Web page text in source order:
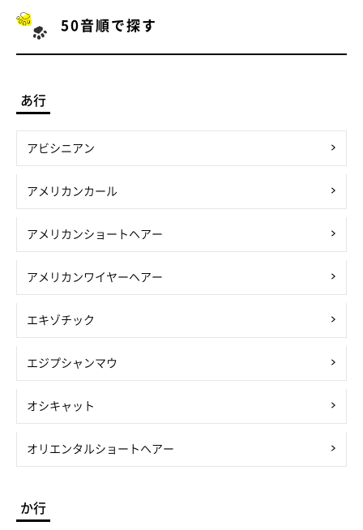
50音順で探す
あ行
アビシニアン
アメリカンカール
アメリカンショートヘアー
アメリカンワイヤーヘアー
エキゾチック
エジプシャンマウ
オシキャット
オリエンタルショートヘアー
か行